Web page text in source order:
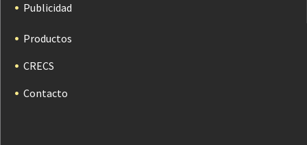
Publicidad
Productos
CRECS
Contacto